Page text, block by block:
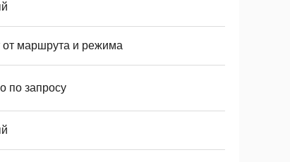
от маршрута и режима
по запросу